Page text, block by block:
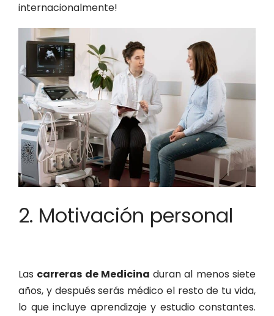
internacionalmente!
2. Motivación personal
Las carreras de Medicina duran al menos siete
años, y después serás médico el resto de tu vida,
lo que incluye aprendizaje y estudio constantes.